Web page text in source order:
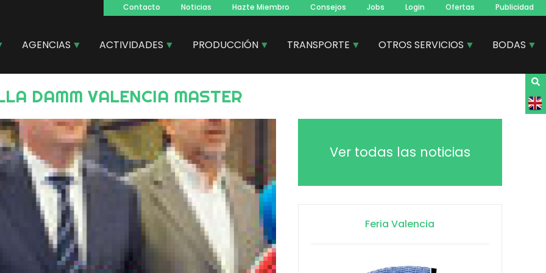
Navegacion
principal
Contacto Noticias Hazte Miembro Consejos Jobs Login Ofertas Publicidad
AGENCIAS ACTIVIDADES PRODUCCIÓN TRANSPORTE OTROS SERVICIOS BODAS
DAMM VALENCIA MASTER
Ver todas las noticias
Feria Valencia